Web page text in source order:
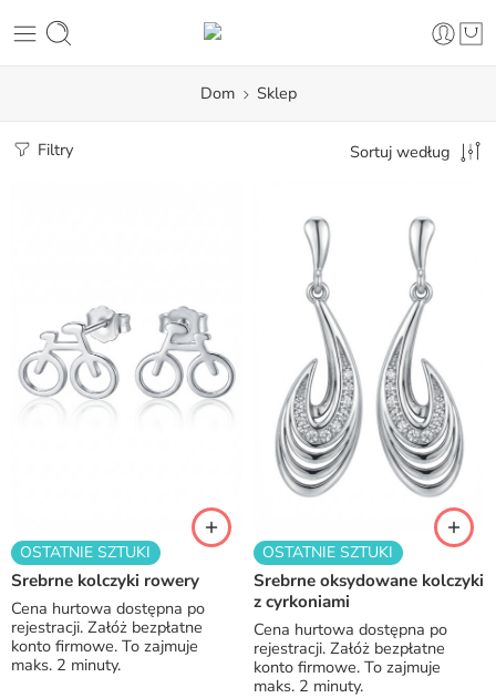
Dom Sklep
Filtry Sortuj według
OSTATNIE SZTUKI
Srebrne kolczyki rowery
Cena hurtowa dostępna po
rejestracji. Załóż bezpłatne
konto firmowe. To zajmuje
maks. 2 minuty.
OSTATNIE SZTUKI
Srebrne oksydowane kolczyki
z cyrkoniami
Cena hurtowa dostępna po
rejestracji. Załóż bezpłatne
konto firmowe. To zajmuje
maks. 2 minuty.